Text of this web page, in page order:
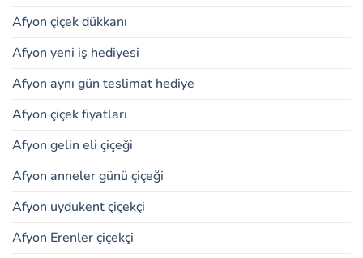
Afyon çiçek dükkanı
Afyon yeni iş hediyesi
Afyon aynı gün teslimat hediye
Afyon çiçek fiyatları
Afyon gelin eli çiçeği
Afyon anneler günü çiçeği
Afyon uydukent çiçekçi
Afyon Erenler çiçekçi